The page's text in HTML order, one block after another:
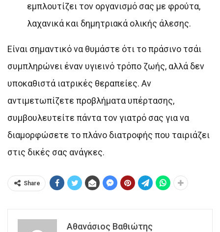
εμπλουτίζει τον οργανισμό σας με φρούτα,
λαχανικά και δημητριακά ολικής άλεσης.
Είναι σημαντικό να θυμάστε ότι το πράσινο τσάι
συμπληρώνει έναν υγιεινό τρόπο ζωής, αλλά δεν
υποκαθιστά ιατρικές θεραπείες. Αν
αντιμετωπίζετε προβλήματα υπέρτασης,
συμβουλευτείτε πάντα τον γιατρό σας για να
διαμορφώσετε το πλάνο διατροφής που ταιριάζει
στις δικές σας ανάγκες.
Share
Αθανάσιος Βαθιώτης